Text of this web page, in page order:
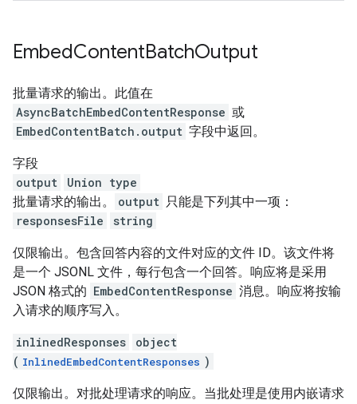
EmbedContentBatchOutput
批量请求的输出。此值在
AsyncBatchEmbedContentResponse 或
EmbedContentBatch.output 字段中返回。
字段
output
Union type
批量请求的输出。
output 只能是下列其中一项：
responsesFile
string
仅限输出。包含回答内容的文件对应的文件 ID。该文件将
是一个 JSONL 文件，每行包含一个回答。响应将是采用
JSON 格式的 EmbedContentResponse 消息。响应将按输
入请求的顺序写入。
inlinedResponses
object
( InlinedEmbedContentResponses )
仅限输出。对批处理请求的响应。当批处理是使用内嵌请求